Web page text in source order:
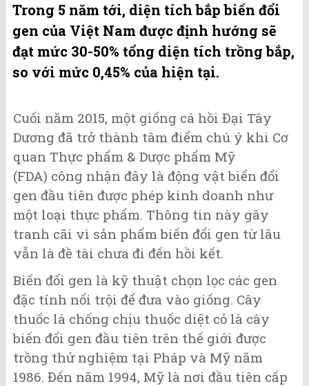
Trong 5 năm tới, diện tích bắp biến đổi
gen của Việt Nam được định hướng sẽ
đạt mức 30-50% tổng diện tích trồng bắp,
so với mức 0,45% của hiện tại.
Cuối năm 2015, một giống cá hồi Đại Tây
Dương đã trở thành tâm điểm chú ý khi Cơ
quan Thực phẩm & Dược phẩm Mỹ
(FDA) công nhận đây là động vật biến đổi
gen đầu tiên được phép kinh doanh như
một loại thực phẩm. Thông tin này gây
tranh cãi vì sản phẩm biến đổi gen từ lâu
vẫn là đề tài chưa đi đến hồi kết.
Biến đổi gen là kỹ thuật chọn lọc các gen
đặc tính nổi trội để đưa vào giống. Cây
thuốc lá chống chịu thuốc diệt cỏ là cây
biến đổi gen đầu tiên trên thế giới được
trồng thử nghiệm tại Pháp và Mỹ năm
1986. Đến năm 1994, Mỹ là nơi đầu tiên cấp